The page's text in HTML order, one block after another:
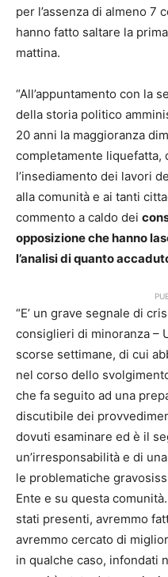
per l’assenza di almeno 7
hanno fatto saltare la
mattina.
“All’appuntamento con la
della storia politico
20 anni la maggioranza
completamente liquefatta,
l’insediamento dei lavori
alla comunità e ai tanti
commento a caldo dei
opposizione che hanno
l’analisi di quanto
“E’ un grave segnale di
consiglieri di minoranza –
scorse settimane, di cui
nel corso dello
che fa seguito ad una
discutibile dei
dovuti esaminare ed è il
un’irresponsabilità e di
le problematiche
Ente e su questa
stati presenti, avremmo
avremmo cercato di
in qualche caso, infondati